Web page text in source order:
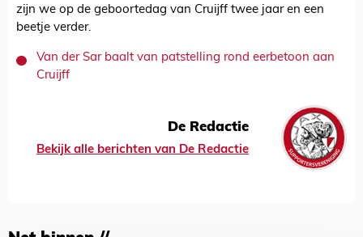
zijn we op de geboortedag van Cruijff twee jaar en een
beetje verder.
Van der Sar baalt van patstelling rond eerbetoon aan
Cruijff
De Redactie
Bekijk alle berichten van De Redactie